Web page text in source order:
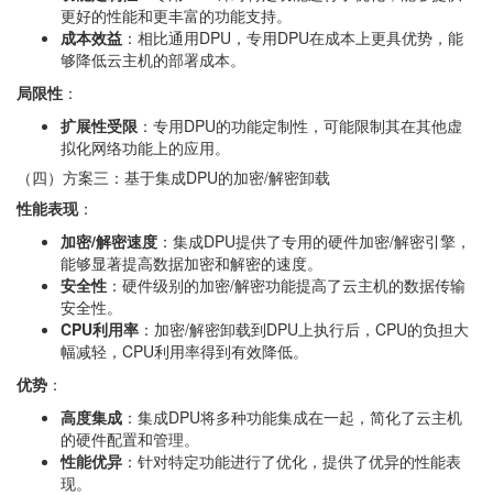
更好的性能和更丰富的功能支持。
成本效益 ：相比通用DPU，专用DPU在成本上更具优势，能
够降低云主机的部署成本。
局限性 ：
扩展性受限 ：专用DPU的功能定制性，可能限制其在其他虚
拟化网络功能上的应用。
（四）方案三：基于集成DPU的加密/解密卸载
性能表现：
加密/解密速度 ：集成DPU提供了专用的硬件加密/解密引擎，
能够显著提高数据加密和解密的速度。
安全性 ：硬件级别的加密/解密功能提高了云主机的数据传输
安全性。
CPU利用率 ：加密/解密卸载到DPU上执行后，CPU的负担大
幅减轻，CPU利用率得到有效降低。
优势 ：
高度集成 ：集成DPU将多种功能集成在一起，简化了云主机
的硬件配置和管理。
性能优异 ：针对特定功能进行了优化，提供了优异的性能表
现。